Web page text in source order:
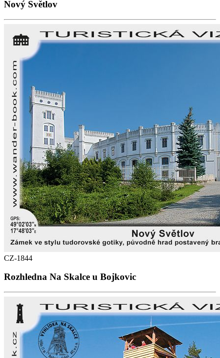
Nový Světlov
CZ-1844
Rozhledna Na Skalce u Bojkovic